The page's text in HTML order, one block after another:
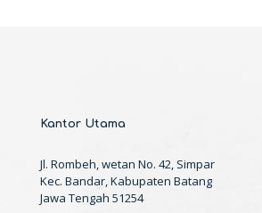
Kantor Utama
Jl. Rombeh, wetan No. 42, Simpar
Kec. Bandar, Kabupaten Batang
Jawa Tengah 51254